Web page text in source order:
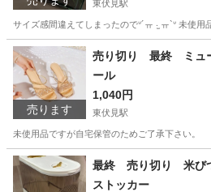
東伏見駅
サイズ感間違えてしまったのでᐡ´ㅠ ‧̫ ㅠ`‍ᐡ 未使
東京 西東京市 東伏見駅 その他
売ります
売り切り 最終 ミュ
ール
1,040円
東伏見駅
未使用品ですが自宅保管のためご了承下さい。
東京 西東京市 東伏見駅 靴
最終 売り切り 米び
ストッカー